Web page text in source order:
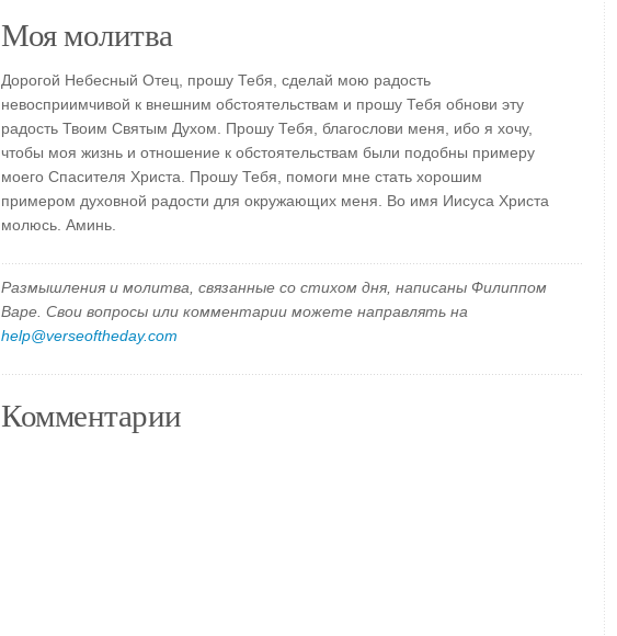
Моя молитва
Дорогой Небесный Отец, прошу Тебя, сделай мою радость
невосприимчивой к внешним обстоятельствам и прошу Тебя обнови эту
радость Твоим Святым Духом. Прошу Тебя, благослови меня, ибо я хочу,
чтобы моя жизнь и отношение к обстоятельствам были подобны примеру
моего Спасителя Христа. Прошу Тебя, помоги мне стать хорошим
примером духовной радости для окружающих меня. Во имя Иисуса Христа
молюсь. Аминь.
Размышления и молитва, связанные со стихом дня, написаны Филиппом
Варе. Свои вопросы или комментарии можете направлять на
help@verseoftheday.com
Комментарии